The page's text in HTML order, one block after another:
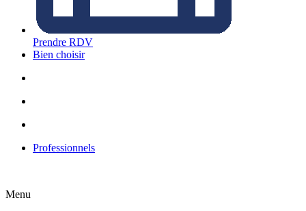
Prendre RDV
Bien choisir
Professionnels
Menu